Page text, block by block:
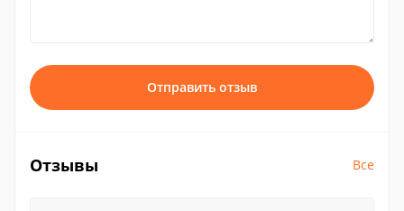
Отправить отзыв
Отзывы Все